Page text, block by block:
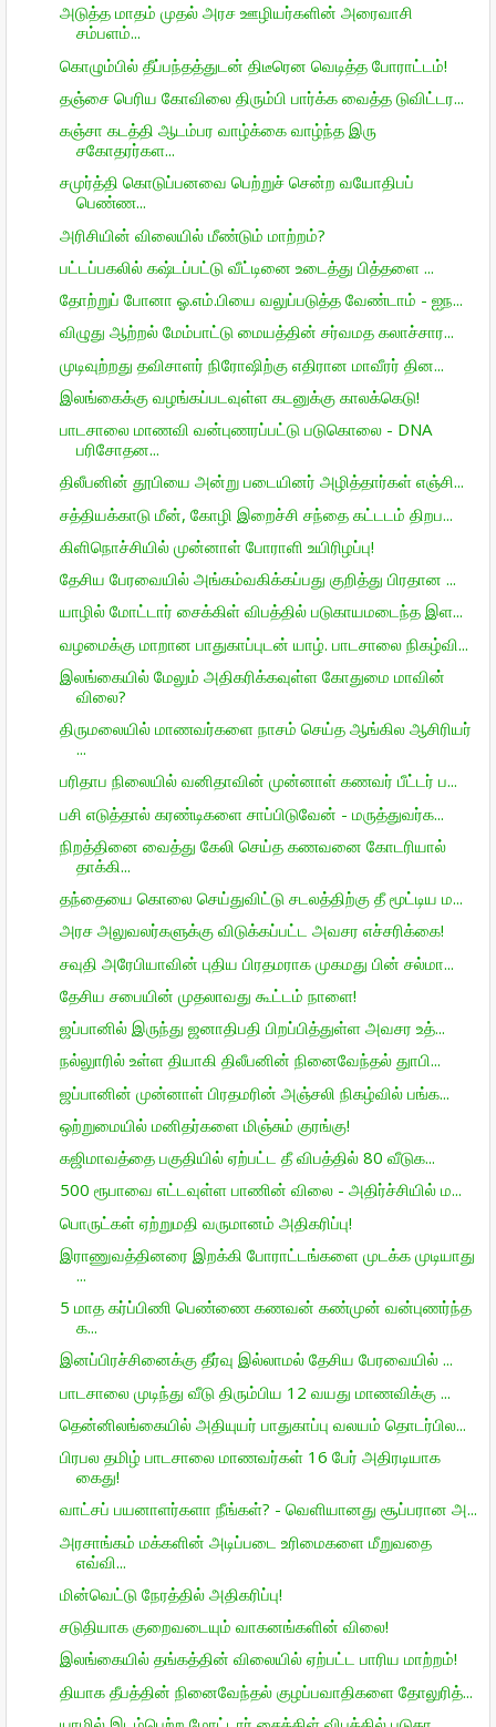
அடுத்த மாதம் முதல் அரச ஊழியர்களின் அரைவாசி
சம்பளம்...
கொழும்பில் தீப்பந்தத்துடன் திடீரென வெடித்த போராட்டம்!
தஞ்சை பெரிய கோவிலை திரும்பி பார்க்க வைத்த டுவிட்டர...
கஞ்சா கடத்தி ஆடம்பர வாழ்க்கை வாழ்ந்த இரு
சகோதரர்கள...
சமுர்த்தி கொடுப்பனவை பெற்றுச் சென்ற வயோதிபப்
பெண்ண...
அரிசியின் விலையில் மீண்டும் மாற்றம்?
பட்டப்பகலில் கஷ்டப்பட்டு வீட்டினை உடைத்து பித்தளை ...
தோற்றுப் போனா ஓ.எம்.பியை வலுப்படுத்த வேண்டாம் - ஐந...
விழுது ஆற்றல் மேம்பாட்டு மையத்தின் சர்வமத கலாச்சார...
முடிவுற்றது தவிசாளர் நிரோஷிற்கு எதிரான மாவீரர் தின...
இலங்கைக்கு வழங்கப்படவுள்ள கடனுக்கு காலக்கெடு!
பாடசாலை மாணவி வன்புணரப்பட்டு படுகொலை - DNA
பரிசோதன...
திலீபனின் தூபியை அன்று படையினர் அழித்தார்கள் எஞ்சி...
சத்தியக்காடு மீன், கோழி இறைச்சி சந்தை கட்டடம் திறப...
கிளிநொச்சியில் முன்னாள் போராளி உயிரிழப்பு!
தேசிய பேரவையில் அங்கம்வகிக்கப்பது குறித்து பிரதான ...
யாழில் மோட்டார் சைக்கிள் விபத்தில் படுகாயமடைந்த இள...
வழமைக்கு மாறான பாதுகாப்புடன் யாழ். பாடசாலை நிகழ்வி...
இலங்கையில் மேலும் அதிகரிக்கவுள்ள கோதுமை மாவின்
விலை?
திருமலையில் மாணவர்களை நாசம் செய்த ஆங்கில ஆசிரியர்
...
பரிதாப நிலையில் வனிதாவின் முன்னாள் கணவர் பீட்டர் ப...
பசி எடுத்தால் கரண்டிகளை சாப்பிடுவேன் - மருத்துவர்க...
நிறத்தினை வைத்து கேலி செய்த கணவனை கோடரியால்
தாக்கி...
தந்தையை கொலை செய்துவிட்டு சடலத்திற்கு தீ மூட்டிய ம...
அரச அலுவலர்களுக்கு விடுக்கப்பட்ட அவசர எச்சரிக்கை!
சவுதி அரேபியாவின் புதிய பிரதமராக முகமது பின் சல்மா...
தேசிய சபையின் முதலாவது கூட்டம் நாளை!
ஜப்பானில் இருந்து ஜனாதிபதி பிறப்பித்துள்ள அவசர உத்...
நல்லுாரில் உள்ள தியாகி திலீபனின் நினைவேந்தல் துாபி...
ஜப்பானின் முன்னாள் பிரதமரின் அஞ்சலி நிகழ்வில் பங்க...
ஒற்றுமையில் மனிதர்களை மிஞ்சும் குரங்கு!
கஜிமாவத்தை பகுதியில் ஏற்பட்ட தீ விபத்தில் 80 வீடுக...
500 ரூபாவை எட்டவுள்ள பாணின் விலை - அதிர்ச்சியில் ம...
பொருட்கள் ஏற்றுமதி வருமானம் அதிகரிப்பு!
இராணுவத்தினரை இறக்கி போராட்டங்களை முடக்க முடியாது
...
5 மாத கர்ப்பிணி பெண்ணை கணவன் கண்முன் வன்புணர்ந்த
க...
இனப்பிரச்சினைக்கு தீர்வு இல்லாமல் தேசிய பேரவையில் ...
பாடசாலை முடிந்து வீடு திரும்பிய 12 வயது மாணவிக்கு ...
தென்னிலங்கையில் அதியுயர் பாதுகாப்பு வலயம் தொடர்பில...
பிரபல தமிழ் பாடசாலை மாணவர்கள் 16 பேர் அதிரடியாக
கைது!
வாட்சப் பயனாளர்களா நீங்கள்? - வெளியானது சூப்பரான அ...
அரசாங்கம் மக்களின் அடிப்படை உரிமைகளை மீறுவதை
எவ்வி...
மின்வெட்டு நேரத்தில் அதிகரிப்பு!
சடுதியாக குறைவடையும் வாகனங்களின் விலை!
இலங்கையில் தங்கத்தின் விலையில் ஏற்பட்ட பாரிய மாற்றம்!
தியாக தீபத்தின் நினைவேந்தல் குழப்பவாதிகளை தோலுரித்...